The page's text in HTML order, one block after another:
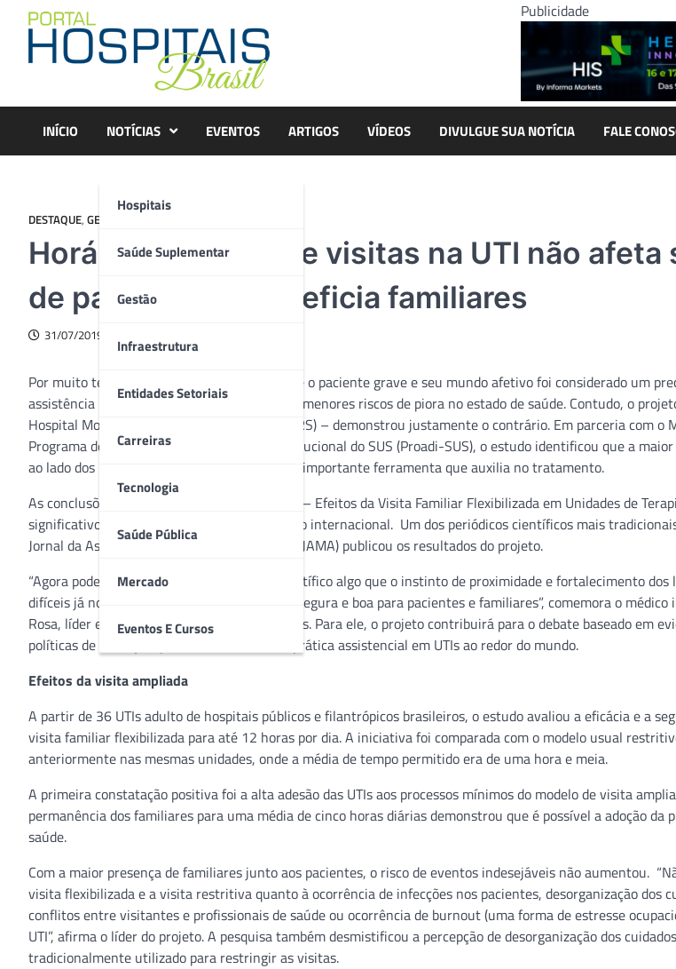
content
Publicidade
INÍCIO NOTÍCIAS
Hospitais
Saúde Suplementar
Gestão
Infraestrutura
Entidades Setoriais
Carreiras
Tecnologia
Saúde Pública
Mercado
Eventos E Cursos
EVENTOS ARTIGOS VÍDEOS DIVULGUE SUA NOTÍCIA FALE
DESTAQUE, GESTÃO
Horário ampliado de visitas na UTI não afeta
de pacientes e beneficia familiares
31/07/2019
Por muito tempo, a restrição do contato entre o paciente grave e seu mundo afetivo foi considerado um
assistência hospitalar mais organizada e com menores riscos de piora no estado de saúde. Contudo, o
Hospital Moinhos de Vento, de Porto Alegre (RS) – demonstrou justamente o contrário. Em parceria com o
Programa de Apoio ao Desenvolvimento Institucional do SUS (Proadi-SUS), o estudo identificou que a
ao lado dos pacientes é, além de segura, uma importante ferramenta que auxilia no tratamento.
As conclusões obtidas pelo estudo UTI Visitas – Efeitos da Visita Familiar Flexibilizada em Unidades de
significativos que alcançaram reconhecimento internacional. Um dos periódicos científicos mais
Jornal da Associação Americana de Medicina (JAMA) publicou os resultados do projeto.
“Agora podemos afirmar com todo o rigor científico algo que o instinto de proximidade e fortalecimento
difíceis já nos dizia. A visita familiar na UTI é segura e boa para pacientes e familiares”, comemora o
Rosa, líder e responsável técnico do UTI Visitas. Para ele, o projeto contribuirá para o debate baseado em
políticas de visitação, podendo influenciar a prática assistencial em UTIs ao redor do mundo.
Efeitos da visita ampliada
A partir de 36 UTIs adulto de hospitais públicos e filantrópicos brasileiros, o estudo avaliou a eficácia e a
visita familiar flexibilizada para até 12 horas por dia. A iniciativa foi comparada com o modelo usual
anteriormente nas mesmas unidades, onde a média de tempo permitido era de uma hora e meia.
A primeira constatação positiva foi a alta adesão das UTIs aos processos mínimos do modelo de visita
permanência dos familiares para uma média de cinco horas diárias demonstrou que é possível a adoção da
saúde.
Com a maior presença de familiares junto aos pacientes, o risco de eventos indesejáveis não aumentou.
visita flexibilizada e a visita restritiva quanto à ocorrência de infecções nos pacientes, desorganização dos
conflitos entre visitantes e profissionais de saúde ou ocorrência de burnout (uma forma de estresse
UTI”, afirma o líder do projeto. A pesquisa também desmistificou a percepção de desorganização dos
tradicionalmente utilizado para restringir as visitas.